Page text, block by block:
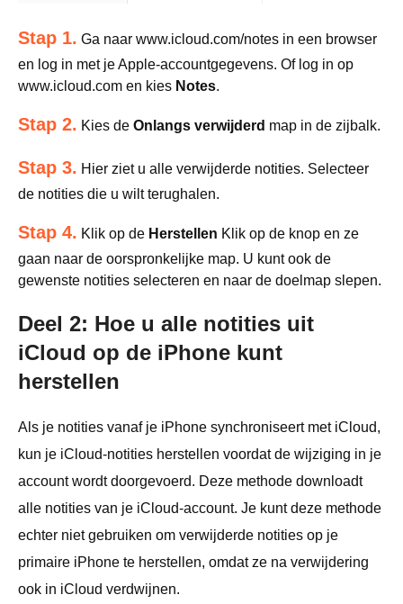
Stap 1. Ga naar www.icloud.com/notes in een browser
en log in met je Apple-accountgegevens. Of log in op
www.icloud.com en kies Notes.
Stap 2. Kies de Onlangs verwijderd map in de zijbalk.
Stap 3. Hier ziet u alle verwijderde notities. Selecteer
de notities die u wilt terughalen.
Stap 4. Klik op de Herstellen Klik op de knop en ze
gaan naar de oorspronkelijke map. U kunt ook de
gewenste notities selecteren en naar de doelmap slepen.
Deel 2: Hoe u alle notities uit
iCloud op de iPhone kunt
herstellen
Als je notities vanaf je iPhone synchroniseert met iCloud,
kun je iCloud-notities herstellen voordat de wijziging in je
account wordt doorgevoerd. Deze methode downloadt
alle notities van je iCloud-account. Je kunt deze methode
echter niet gebruiken om verwijderde notities op je
primaire iPhone te herstellen, omdat ze na verwijdering
ook in iCloud verdwijnen.